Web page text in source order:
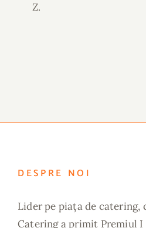
Z.
DESPRE NOI
Lider pe piața de catering,
Catering a primit Premiul I